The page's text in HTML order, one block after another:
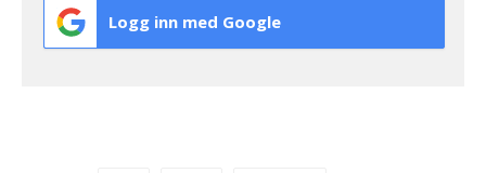
Logg inn med Google